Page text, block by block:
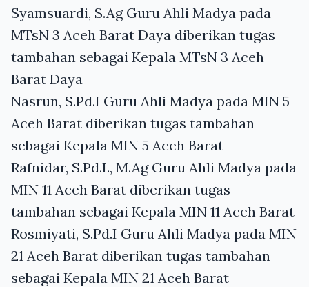
Syamsuardi, S.Ag Guru Ahli Madya pada
MTsN 3 Aceh Barat Daya diberikan tugas
tambahan sebagai Kepala MTsN 3 Aceh
Barat Daya
Nasrun, S.Pd.I Guru Ahli Madya pada MIN 5
Aceh Barat diberikan tugas tambahan
sebagai Kepala MIN 5 Aceh Barat
Rafnidar, S.Pd.I., M.Ag Guru Ahli Madya pada
MIN 11 Aceh Barat diberikan tugas
tambahan sebagai Kepala MIN 11 Aceh Barat
Rosmiyati, S.Pd.I Guru Ahli Madya pada MIN
21 Aceh Barat diberikan tugas tambahan
sebagai Kepala MIN 21 Aceh Barat